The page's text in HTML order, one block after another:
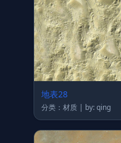
地表28
分类：材质 | by: qing